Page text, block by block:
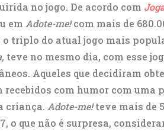
no jogo. De acordo com
em Adote-me!com mais de
o triplo do atual jogo mais
teve no mesmo dia, com esse
Aqueles que decidiram
com humor com uma
criança. Adote-me!teve mais de
o que não é surpresa,